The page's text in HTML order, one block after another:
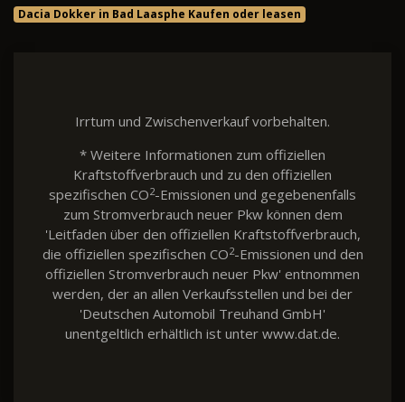
Dacia Dokker in Bad Laasphe Kaufen oder leasen
Irrtum und Zwischenverkauf vorbehalten.
* Weitere Informationen zum offiziellen
Kraftstoffverbrauch und zu den offiziellen
spezifischen CO2-Emissionen und gegebenenfalls
zum Stromverbrauch neuer Pkw können dem
'Leitfaden über den offiziellen Kraftstoffverbrauch,
die offiziellen spezifischen CO2-Emissionen und den
offiziellen Stromverbrauch neuer Pkw' entnommen
werden, der an allen Verkaufsstellen und bei der
'Deutschen Automobil Treuhand GmbH'
unentgeltlich erhältlich ist unter www.dat.de.